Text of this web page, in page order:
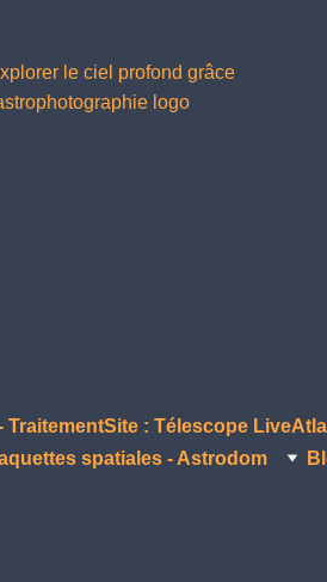
TraitementSite : Télescope Live
spatiales - Astrodom